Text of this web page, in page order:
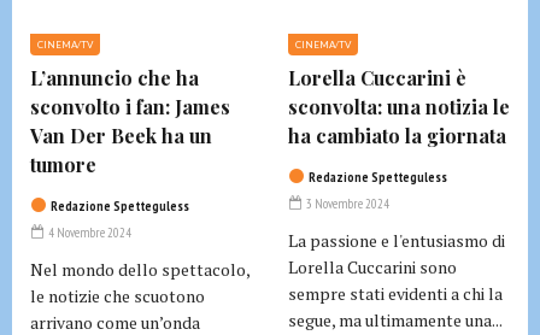
CINEMA/TV
L’annuncio che ha
sconvolto i fan: James
Van Der Beek ha un
tumore
Redazione Spetteguless
4 Novembre 2024
Nel mondo dello spettacolo,
le notizie che scuotono
arrivano come un’onda
CINEMA/TV
Lorella Cuccarini è
sconvolta: una notizia le
ha cambiato la giornata
Redazione Spetteguless
3 Novembre 2024
La passione e l'entusiasmo di
Lorella Cuccarini sono
sempre stati evidenti a chi la
segue, ma ultimamente una...